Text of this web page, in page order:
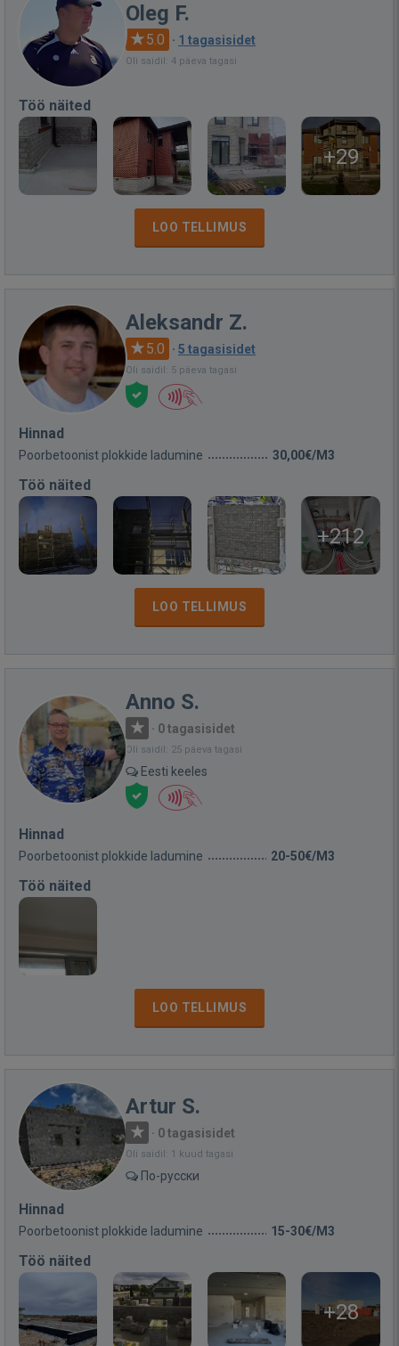
Oleg F.
5.0 · 1 tagasisidet
Oli saidil: 4 päeva tagasi
Töö näited
+29
LOO TELLIMUS
Aleksandr Z.
5.0 · 5 tagasisidet
Oli saidil: 5 päeva tagasi
Hinnad
Poorbetoonist plokkide ladumine 30,00€/M3
Töö näited
+212
LOO TELLIMUS
Anno S.
· 0 tagasisidet
Oli saidil: 25 päeva tagasi
Eesti keeles
Hinnad
Poorbetoonist plokkide ladumine 20-50€/M3
Töö näited
LOO TELLIMUS
Artur S.
· 0 tagasisidet
Oli saidil: 1 kuud tagasi
По-русски
Hinnad
Poorbetoonist plokkide ladumine 15-30€/M3
Töö näited
+28